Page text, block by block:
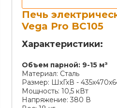
Печь
Vega Pro BC105
Характеристики:
Объем парной: 9-15 м³
Материал: Сталь
Размер: ШхГхВ -
Мощность: 10,5 кВт
Напряжение: 380 В